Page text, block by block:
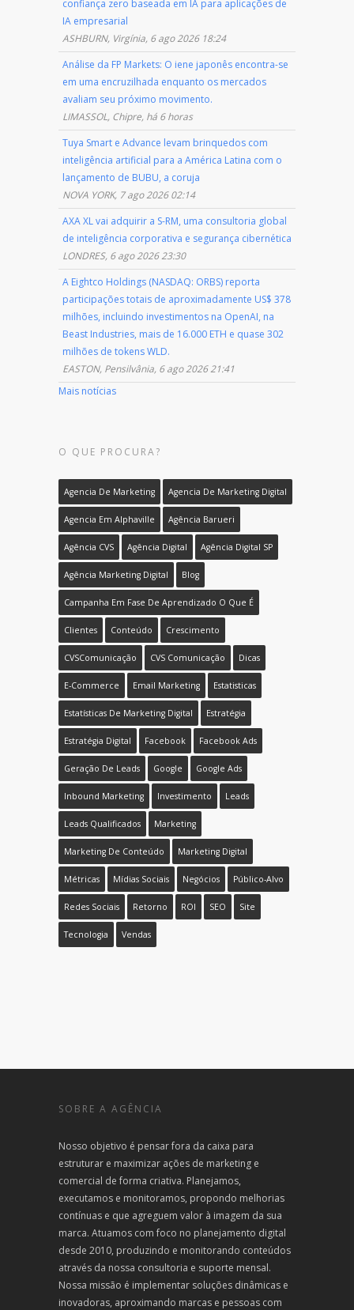
confiança zero baseada em IA para aplicações de
IA empresarial
ASHBURN, Virgínia, 6 ago 2026 18:24
Análise da FP Markets: O iene japonês encontra-se
em uma encruzilhada enquanto os mercados
avaliam seu próximo movimento.
LIMASSOL, Chipre, há 6 horas
Tuya Smart e Advance levam brinquedos com
inteligência artificial para a América Latina com o
lançamento de BUBU, a coruja
NOVA YORK, 7 ago 2026 02:14
AXA XL vai adquirir a S-RM, uma consultoria global
de inteligência corporativa e segurança cibernética
LONDRES, 6 ago 2026 23:30
A Eightco Holdings (NASDAQ: ORBS) reporta
participações totais de aproximadamente US$ 378
milhões, incluindo investimentos na OpenAI, na
Beast Industries, mais de 16.000 ETH e quase 302
milhões de tokens WLD.
EASTON, Pensilvânia, 6 ago 2026 21:41
Mais notícias
O QUE PROCURA?
Agencia De Marketing Agencia De Marketing Digital
Agencia Em Alphaville Agência Barueri
Agência CVS Agência Digital Agência Digital SP
Agência Marketing Digital Blog
Campanha Em Fase De Aprendizado O Que É
Clientes Conteúdo Crescimento
CVSComunicação CVS Comunicação Dicas
E-Commerce Email Marketing Estatisticas
Estatísticas De Marketing Digital Estratégia
Estratégia Digital Facebook Facebook Ads
Geração De Leads Google Google Ads
Inbound Marketing Investimento Leads
Leads Qualificados Marketing
Marketing De Conteúdo Marketing Digital
Métricas Mídias Sociais Negócios Público-Alvo
Redes Sociais Retorno ROI SEO Site
Tecnologia Vendas
SOBRE A AGÊNCIA
Nosso objetivo é pensar fora da caixa para
estruturar e maximizar ações de marketing e
comercial de forma criativa. Planejamos,
executamos e monitoramos, propondo melhorias
contínuas e que agreguem valor à imagem da sua
marca. Atuamos com foco no planejamento digital
desde 2010, produzindo e monitorando conteúdos
através da nossa consultoria e suporte mensal.
Nossa missão é implementar soluções dinâmicas e
inovadoras, aproximando marcas e pessoas com